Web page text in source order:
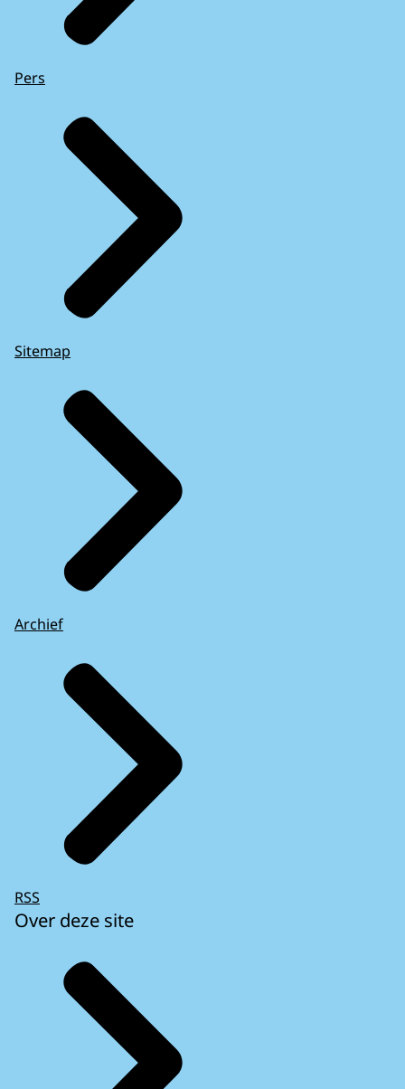
Pers
Sitemap
Archief
RSS
Over deze site